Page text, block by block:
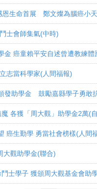
恩生命首展 鄭文燦為腦癌小
士會師集氣(中時)
金 癌童賴平安自述曾遭教練體
志當科學家(人間福報)
發助學金 鼓勵嘉縣學子勇敢
各獲「周大觀」助學金2萬(
癌生勤學 勇當社會榜樣(人間
大觀助學金(聯合)
士學子 獲頒周大觀基金會助